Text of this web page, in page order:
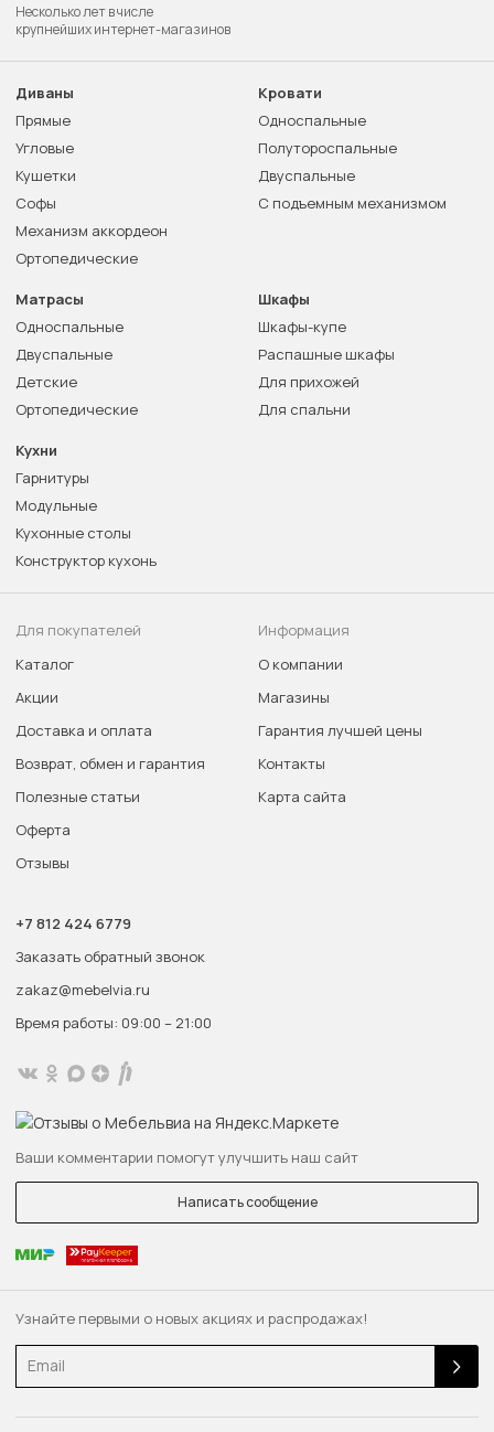
Узнайте первыми о новых акциях и распродажах!
Несколько лет в числе
крупнейших интернет-магазинов
Диваны
Прямые
Угловые
Кушетки
Софы
Механизм аккордеон
Ортопедические
Кровати
Односпальные
Полутороспальные
Двуспальные
С подъемным механизмом
Матрасы
Односпальные
Двуспальные
Детские
Ортопедические
Шкафы
Шкафы-купе
Распашные шкафы
Для прихожей
Для спальни
Кухни
Гарнитуры
Модульные
Кухонные столы
Конструктор кухонь
Для покупателей
Каталог
Акции
Доставка и оплата
Возврат, обмен и гарантия
Полезные статьи
Оферта
Отзывы
Информация
О компании
Магазины
Гарантия лучшей цены
Контакты
Карта сайта
+7 812 424 6779
Заказать обратный звонок
zakaz@mebelvia.ru
Время работы: 09:00 – 21:00
Ваши комментарии помогут улучшить наш сайт
Написать сообщение